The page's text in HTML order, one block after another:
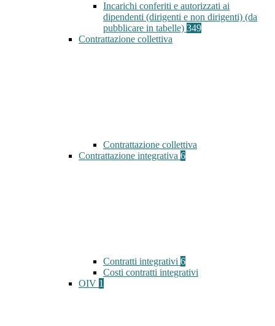
Incarichi conferiti e autorizzati ai
dipendenti (dirigenti e non dirigenti) (da
pubblicare in tabelle) 349
Contrattazione collettiva
Contrattazione collettiva
Contrattazione integrativa 6
Contratti integrativi 6
Costi contratti integrativi
OIV 1